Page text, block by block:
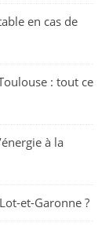
en cas de
: tout ce
à la
et-Garonne ?